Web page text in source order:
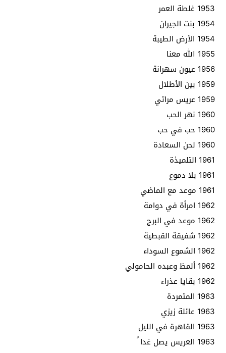
1953 غلطة العمر
1954 بنت الجيران
1954 الأرض الطيبة
1955 الله معنا
1956 عيون سهرانة
1959 بين الأطلال
1959 عريس مراتي
1960 نهر الحب
1960 حب في حب
1960 لحن السعادة
1961 التلميذة
1961 بلا دموع
1961 موعد مع الماضي
1962 امرأة في دوامة
1962 موعد في البرج
1962 شفيقة القبطية
1962 الشموع السوداء
1962 ألمظ وعبده الحامولي
1962 بقايا عذراء
1963 المتمردة
1963 عائلة زيزي
1963 القاهرة في الليل
1963 العريس يصل غدا ً